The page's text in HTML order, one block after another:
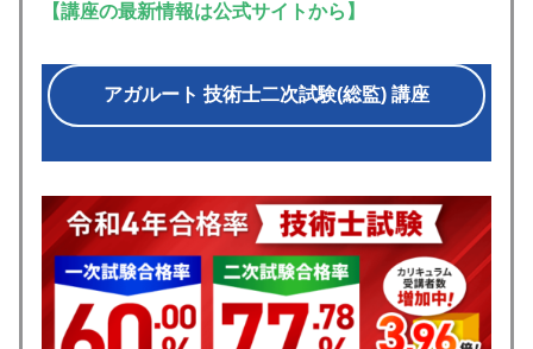
【講座の最新情報は公式サイトから】
アガルート 技術士二次試験(総監) 講座